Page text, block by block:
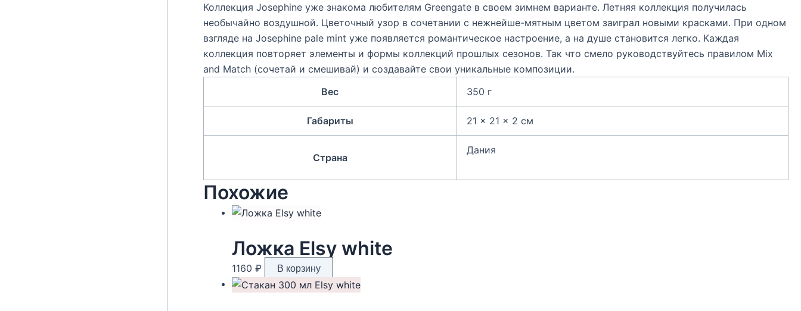
Коллекция Josephine уже знакома любителям Greengate в своем зимнем варианте. Летняя коллекция получилась
необычайно воздушной. Цветочный узор в сочетании с нежнейше-мятным цветом заиграл новыми красками. При одном
взгляде на Josephine pale mint уже появляется романтическое настроение, а на душе становится легко. Каждая
коллекция повторяет элементы и формы коллекций прошлых сезонов. Так что смело руководствуйтесь правилом Mix
and Match (сочетай и смешивай) и создавайте свои уникальные композиции.
Вес
350 г
Габариты 21 × 21 × 2 см
Страна
Дания
Похожие
Ложка Elsy white
1160 ₽ В корзину